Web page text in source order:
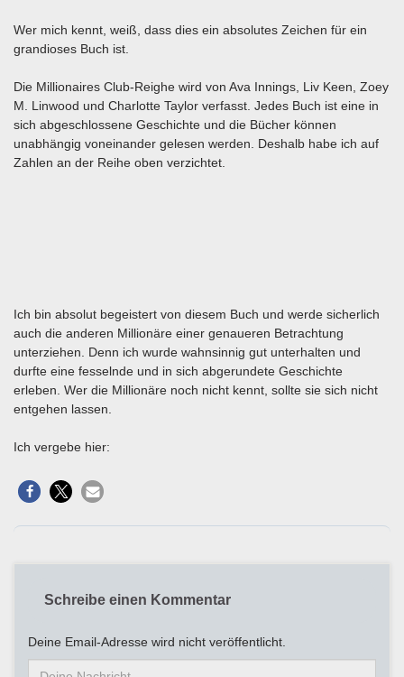
Wer mich kennt, weiß, dass dies ein absolutes Zeichen für ein
grandioses Buch ist.
Die Millionaires Club-Reighe wird von Ava Innings, Liv Keen, Zoey
M. Linwood und Charlotte Taylor verfasst. Jedes Buch ist eine in
sich abgeschlossene Geschichte und die Bücher können
unabhängig voneinander gelesen werden. Deshalb habe ich auf
Zahlen an der Reihe oben verzichtet.
Ich bin absolut begeistert von diesem Buch und werde sicherlich
auch die anderen Millionäre einer genaueren Betrachtung
unterziehen. Denn ich wurde wahnsinnig gut unterhalten und
durfte eine fesselnde und in sich abgerundete Geschichte
erleben. Wer die Millionäre noch nicht kennt, sollte sie sich nicht
entgehen lassen.
Ich vergebe hier:
Schreibe einen Kommentar
Deine Email-Adresse wird nicht veröffentlicht.